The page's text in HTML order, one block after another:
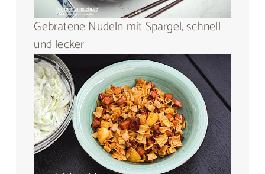
Gebratene Nudeln mit Spargel, schnell
und lecker